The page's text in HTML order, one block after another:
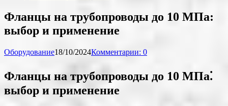
Фланцы на трубопроводы до 10 МПа:
выбор и применение
Оборудование18/10/2024Комментарии: 0
Фланцы на трубопроводы до 10 МПа⁚
выбор и применение